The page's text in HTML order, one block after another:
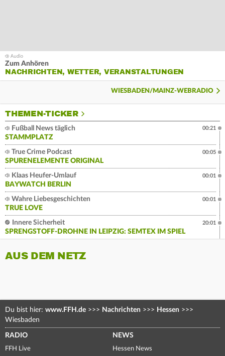
Zum Anhören
NACHRICHTEN, WETTER, VERANSTALTUNGEN
WIESBADEN/MAINZ-WEBRADIO
THEMEN-TICKER
Fußball News täglich
STAMMPLATZ
00:21
True Crime Podcast
SPURENELEMENTE ORIGINAL
00:05
Klaas Heufer-Umlauf
BAYWATCH BERLIN
00:01
Wahre Liebesgeschichten
TRUE LOVE
00:01
Innere Sicherheit
SPRENGSTOFF-DROHNE IN LEIPZIG: SEMTEX IM SPIEL
20:01
AUS DEM NETZ
Du bist hier: www.FFH.de >>> Nachrichten >>> Hessen >>>
Wiesbaden
RADIO
FFH Live
NEWS
Hessen News